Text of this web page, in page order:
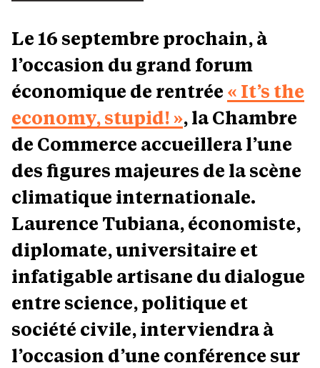
Le 16 septembre prochain, à
l’occasion du grand forum
économique de rentrée « It’s the
economy, stupid! », la Chambre
de Commerce accueillera l’une
des figures majeures de la scène
climatique internationale.
Laurence Tubiana, économiste,
diplomate, universitaire et
infatigable artisane du dialogue
entre science, politique et
société civile, interviendra à
l’occasion d’une conférence sur